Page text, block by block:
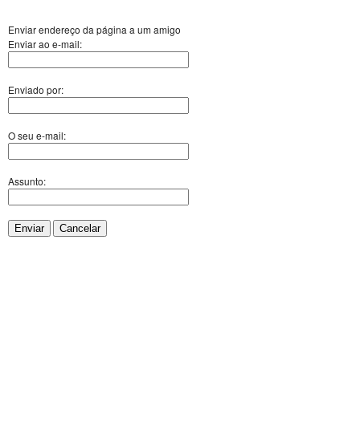
Enviar endereço da página a um amigo
Enviar ao e-mail:
Enviado por:
O seu e-mail:
Assunto:
Enviar Cancelar